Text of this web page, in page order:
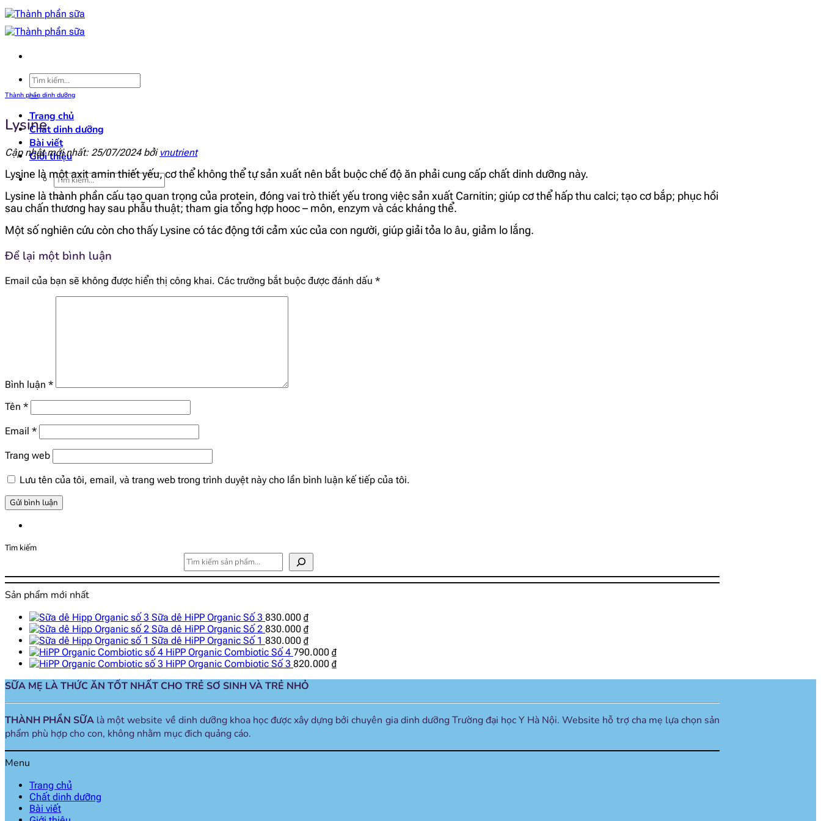
Bỏ
qua
nội
Tìm
kiếm:
Trang chủ
Chất dinh dưỡng
Bài viết
Giới thiệu
Tìm
kiếm:
Thành phần dinh dưỡng
Lysine
Cập nhật mới nhất: 25/07/2024 bởi vnutrient
Lysine là một axit amin thiết yếu, cơ thể không thể tự sản xuất nên bắt buộc chế độ ăn phải cung cấp chất dinh dưỡng này.
Lysine là thành phần cấu tạo quan trọng của protein, đóng vai trò thiết yếu trong việc sản xuất Carnitin; giúp cơ thể hấp thu calci; tạo cơ bắp; phục hồi
sau chấn thương hay sau phẫu thuật; tham gia tổng hợp hooc – môn, enzym và các kháng thể.
Một số nghiên cứu còn cho thấy Lysine có tác động tới cảm xúc của con người, giúp giải tỏa lo âu, giảm lo lắng.
Để lại một bình luận
Email của bạn sẽ không được hiển thị công khai. Các trường bắt buộc được đánh dấu *
Bình luận *
Tên *
Email *
Trang web
Lưu tên của tôi, email, và trang web trong trình duyệt này cho lần bình luận kế tiếp của tôi.
Tìm kiếm
Sản phẩm mới nhất
Sữa dê HiPP Organic Số 3 830.000 ₫
Sữa dê HiPP Organic Số 2 830.000 ₫
Sữa dê HiPP Organic Số 1 830.000 ₫
HiPP Organic Combiotic Số 4 790.000 ₫
HiPP Organic Combiotic Số 3 820.000 ₫
SỮA MẸ LÀ THỨC ĂN TỐT NHẤT CHO TRẺ SƠ SINH VÀ TRẺ NHỎ
THÀNH PHẦN SỮA là một website về dinh dưỡng khoa học được xây dựng bởi chuyên gia dinh dưỡng Trường đại học Y Hà Nội. Website hỗ trợ cha mẹ lựa chọn sản
phẩm phù hợp cho con, không nhằm mục đich quảng cáo.
Menu
Trang chủ
Chất dinh dưỡng
Bài viết